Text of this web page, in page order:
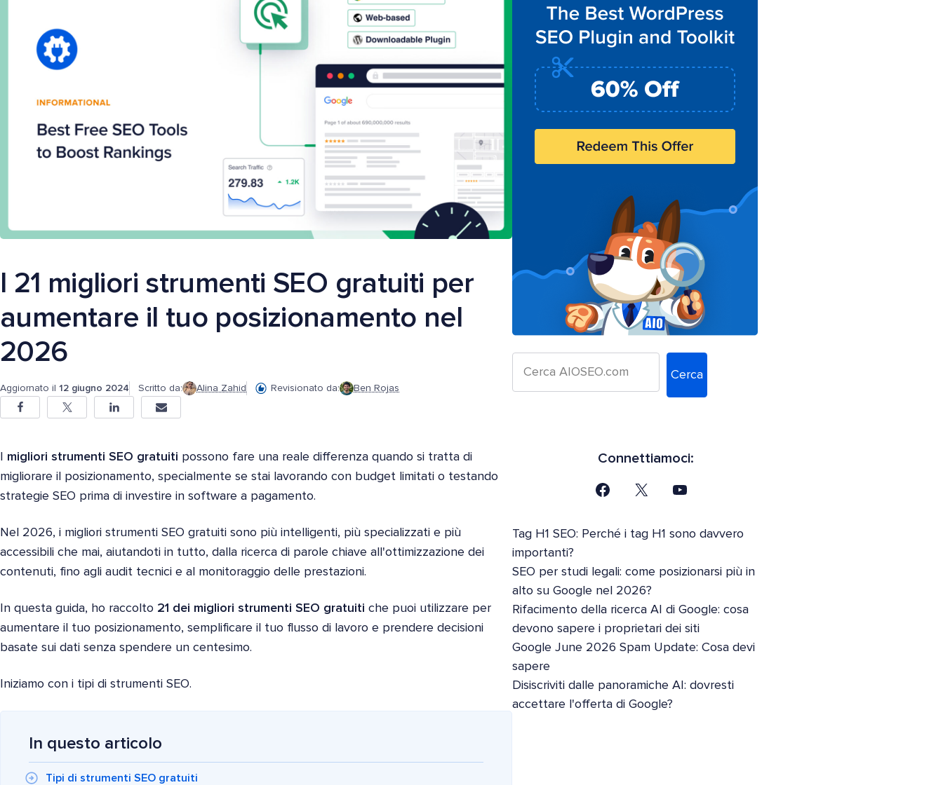
I 21 migliori strumenti SEO gratuiti per
aumentare il tuo posizionamento nel
2026
Aggiornato il 12 giugno 2024 Scritto da: Alina Zahid Revisionato da: Ben Rojas
migliori strumenti SEO gratuiti possono fare una reale differenza quando si tratta di
migliorare il posizionamento, specialmente se stai lavorando con budget limitati o testando
strategie SEO prima di investire in software a pagamento.
Nel 2026, i migliori strumenti SEO gratuiti sono più intelligenti, più specializzati e più
accessibili che mai, aiutandoti in tutto, dalla ricerca di parole chiave all'ottimizzazione dei
contenuti, fino agli audit tecnici e al monitoraggio delle prestazioni.
In questa guida, ho raccolto 21 dei migliori strumenti SEO gratuiti che puoi utilizzare per
aumentare il tuo posizionamento, semplificare il tuo flusso di lavoro e prendere decisioni
basate sui dati senza spendere un centesimo.
Iniziamo con i tipi di strumenti SEO.
In questo articolo
Tipi di strumenti SEO gratuiti
Cerca
Connettiamoci:
Tag H1 SEO: Perché i tag H1 sono davvero
importanti?
SEO per studi legali: come posizionarsi più in
alto su Google nel 2026?
Rifacimento della ricerca AI di Google: cosa
devono sapere i proprietari dei siti
Google June 2026 Spam Update: Cosa devi
sapere
Disiscriviti dalle panoramiche AI: dovresti
accettare l'offerta di Google?